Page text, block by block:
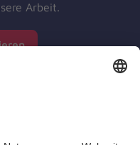
Arbeit.
Unfall-Hilfe e.V.